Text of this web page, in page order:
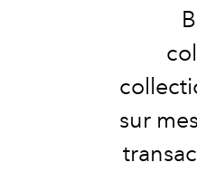
sur